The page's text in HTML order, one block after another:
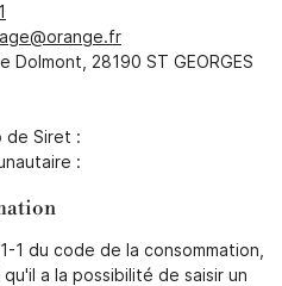
à recevoir nos propositions
le formulaire de désinscription
Dolmont, 28190 ST GEORGES
de Siret :
:
1 du code de la consommation,
a la possibilité de saisir un